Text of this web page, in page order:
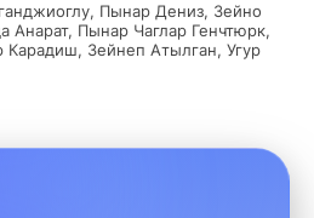
Пынар Дениз, Зейно
Анарат, Пынар Чаглар Генчтюрк,
Зейнеп Атылган, Угур